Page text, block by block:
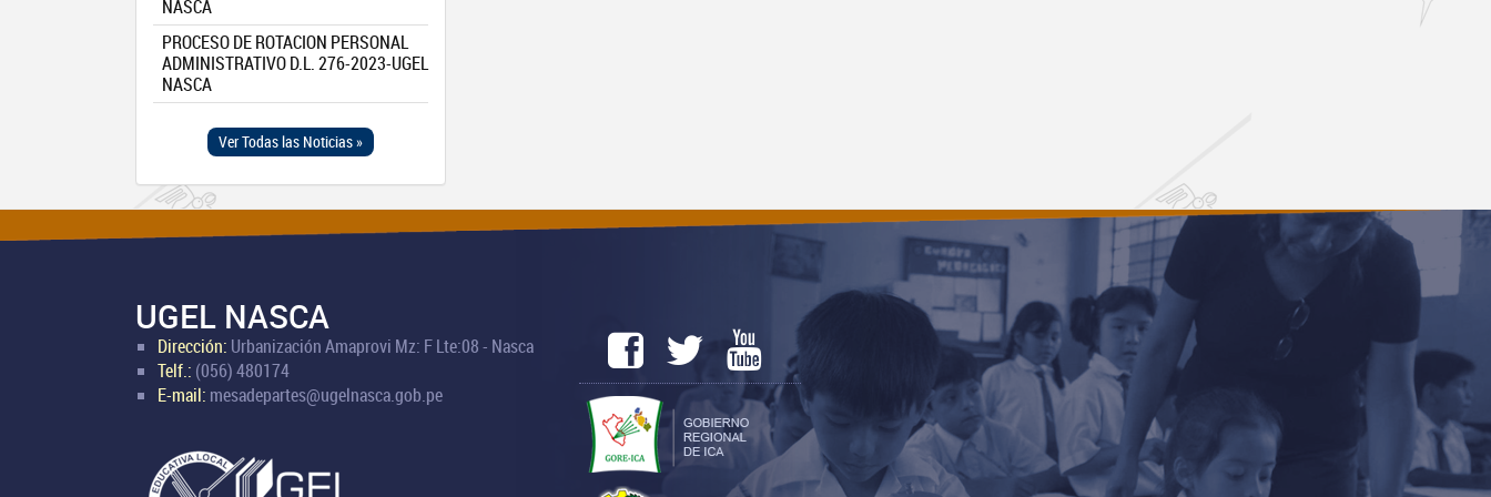
NASCA
PROCESO DE ROTACION PERSONAL
ADMINISTRATIVO D.L. 276-2023-UGEL
NASCA
Ver Todas las Noticias »
UGEL NASCA
Dirección: Urbanización Amaprovi Mz: F Lte:08 - Nasca
Telf.: (056) 480174
E-mail: mesadepartes@ugelnasca.gob.pe